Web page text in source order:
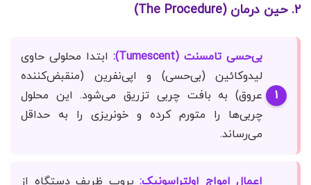
۲. حین درمان (The Procedure)
بی‌حسی تامسنت (Tumescent):
ابتدا محلولی حاوی
لیدوکائین (بی‌حسی) و اپی‌نفرین (منقبض‌کننده
عروق) به بافت چربی تزریق می‌شود. این محلول
چربی‌ها را متورم کرده و خونریزی را به حداقل
می‌رساند.
اعمال امواج اولتراسونیک: پروب ظریف دستگاه از